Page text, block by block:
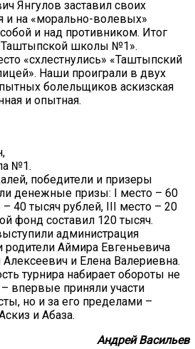
Янгулов заставил своих
и на «морально-волевых»
и над противником. Итог
школы №1».
«схлестнулись» «Таштыпский
Наши проиграли в двух
болельщиков аскизская
и опытная.
№1.
победители и призеры
денежные призы: I место – 60
40 тысяч рублей, III место – 20
фонд составил 120 тысяч.
администрация
родители Аймира Евгеньевича
и Елена Валериевна.
турнира набирает обороты не
впервые приняли участи
но и за его пределами –
и Абаза.
Андрей Васильев